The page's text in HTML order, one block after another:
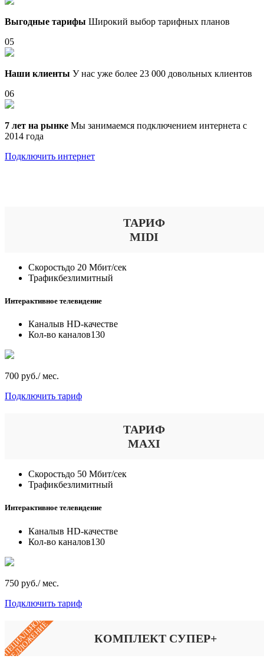
Выгодные тарифы Широкий выбор тарифных планов
05
Наши клиенты У нас уже более 23 000 довольных клиентов
06
7 лет на рынке Мы занимаемся подключением интернета с
2014 года
Подключить интернет
ТАРИФ
MIDI
Скоростьдо 20 Мбит/сек
Трафикбезлимитный
Интерактивное телевидение
Каналыв HD-качестве
Кол-во каналов130
700 руб./ мес.
Подключить тариф
ТАРИФ
MAXI
Скоростьдо 50 Мбит/сек
Трафикбезлимитный
Интерактивное телевидение
Каналыв HD-качестве
Кол-во каналов130
750 руб./ мес.
Подключить тариф
ПРЕДЛОЖЕНИЕ КОМПЛЕКТ СУПЕР+